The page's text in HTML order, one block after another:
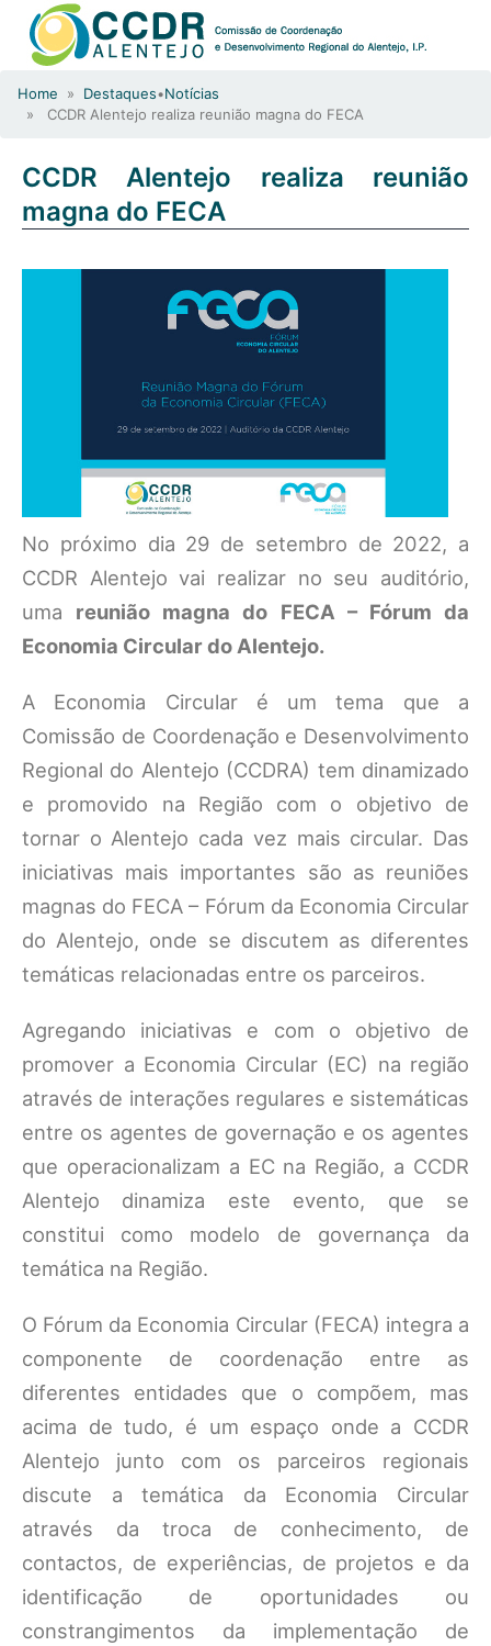
Home » Destaques•Notícias
» CCDR Alentejo realiza reunião magna do FECA
CCDR Alentejo realiza reunião
magna do FECA
No próximo dia 29 de setembro de 2022, a
CCDR Alentejo vai realizar no seu auditório,
uma reunião magna do FECA – Fórum da
Economia Circular do Alentejo.
A Economia Circular é um tema que a
Comissão de Coordenação e Desenvolvimento
Regional do Alentejo (CCDRA) tem dinamizado
e promovido na Região com o objetivo de
tornar o Alentejo cada vez mais circular. Das
iniciativas mais importantes são as reuniões
magnas do FECA – Fórum da Economia Circular
do Alentejo, onde se discutem as diferentes
temáticas relacionadas entre os parceiros.
Agregando iniciativas e com o objetivo de
promover a Economia Circular (EC) na região
através de interações regulares e sistemáticas
entre os agentes de governação e os agentes
que operacionalizam a EC na Região, a CCDR
Alentejo dinamiza este evento, que se
constitui como modelo de governança da
temática na Região.
O Fórum da Economia Circular (FECA) integra a
componente de coordenação entre as
diferentes entidades que o compõem, mas
acima de tudo, é um espaço onde a CCDR
Alentejo junto com os parceiros regionais
discute a temática da Economia Circular
através da troca de conhecimento, de
contactos, de experiências, de projetos e da
identificação de oportunidades ou
constrangimentos da implementação de